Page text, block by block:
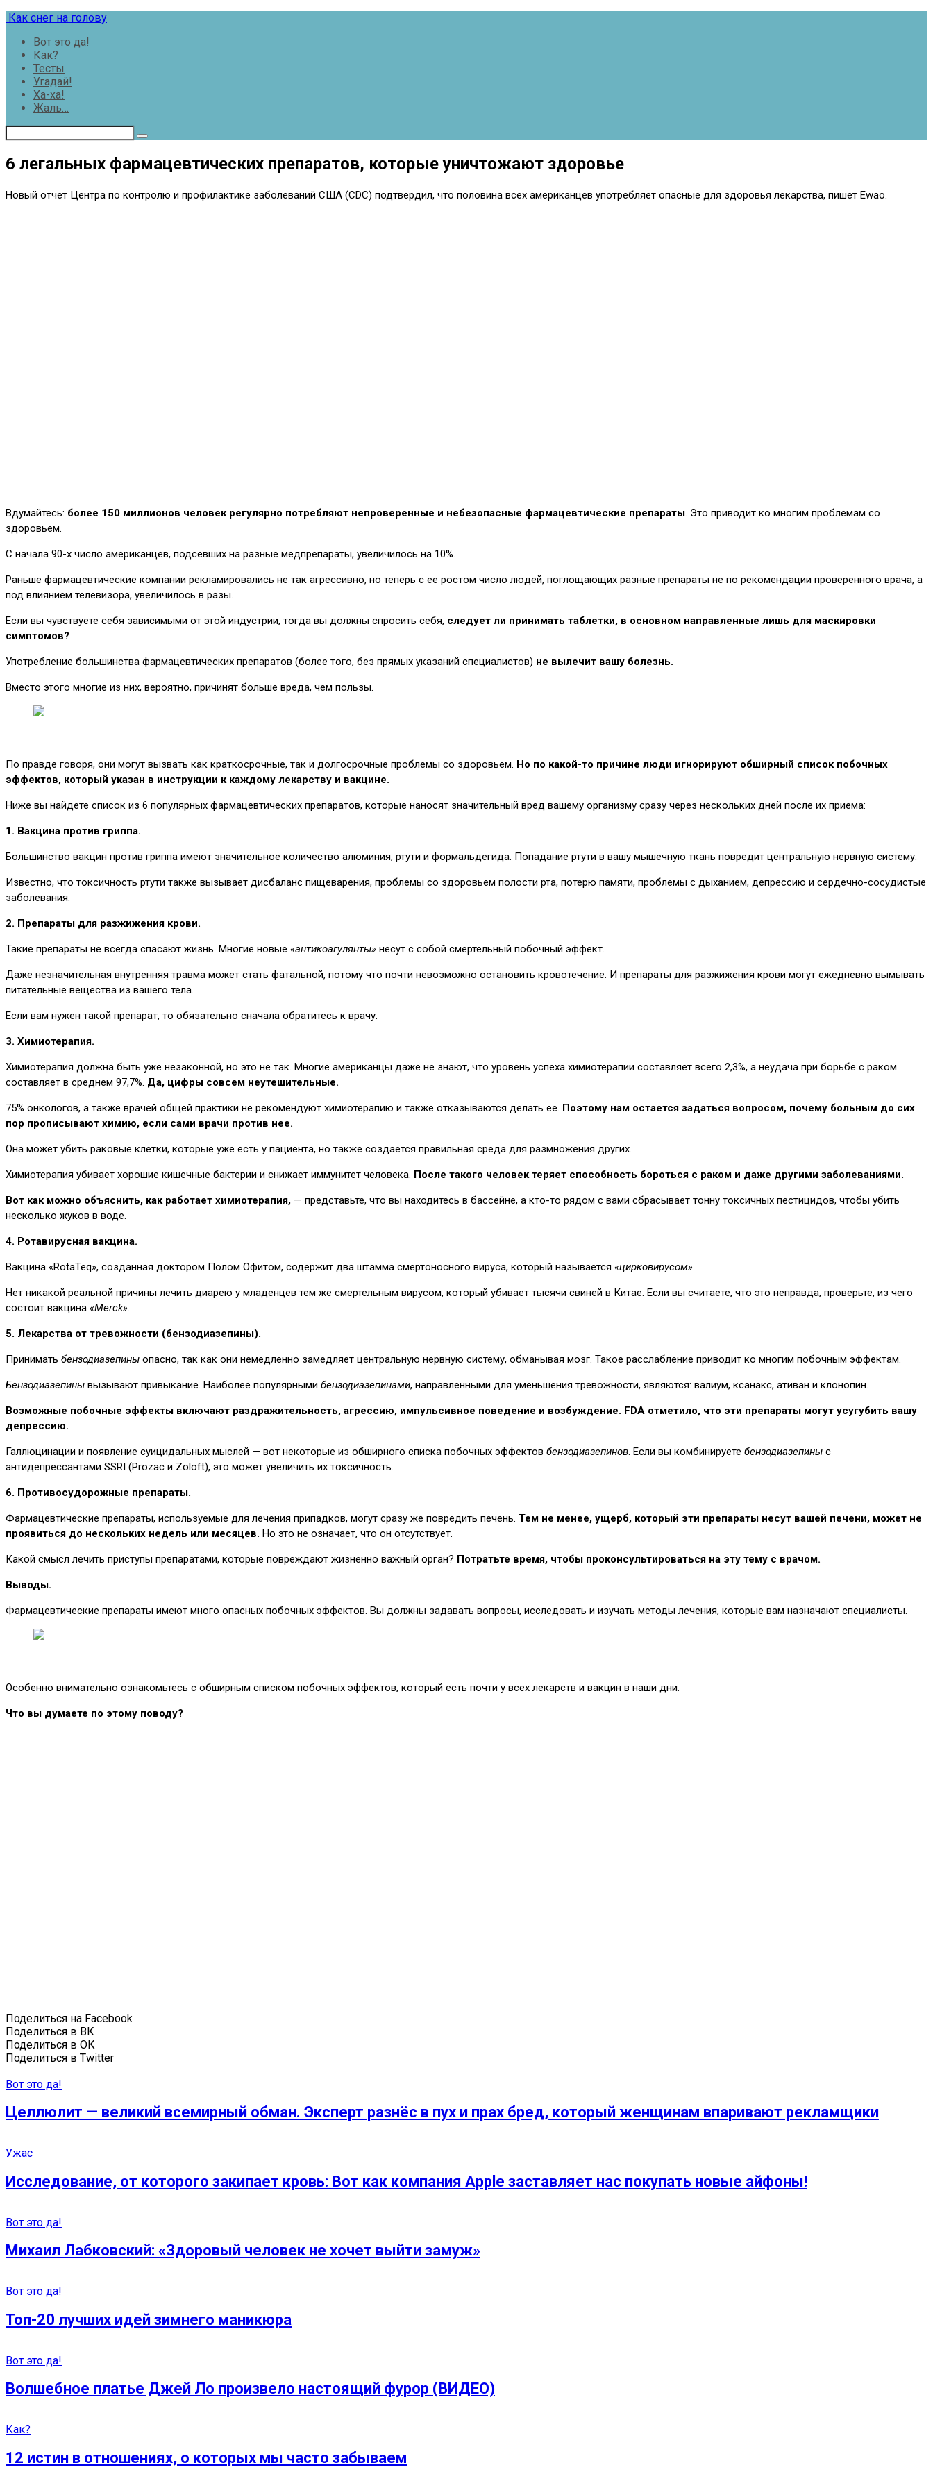
Перейти
контенту
Как снег на голову
Вот это да!
Как?
Тесты
Угадай!
Ха-ха!
Жаль…
6 легальных фармацевтических препаратов, которые уничтожают здоровье
Новый отчет Центра по контролю и профилактике заболеваний США (CDC) подтвердил, что половина всех американцев употребляет опасные для здоровья лекарства, пишет Ewao.
Вдумайтесь: более 150 миллионов человек регулярно потребляют непроверенные и небезопасные фармацевтические препараты. Это приводит ко многим проблемам со
здоровьем.
С начала 90-х число американцев, подсевших на разные медпрепараты, увеличилось на 10%.
Раньше фармацевтические компании рекламировались не так агрессивно, но теперь с ее ростом число людей, поглощающих разные препараты не по рекомендации проверенного врача, а
под влиянием телевизора, увеличилось в разы.
Если вы чувствуете себя зависимыми от этой индустрии, тогда вы должны спросить себя, следует ли принимать таблетки, в основном направленные лишь для маскировки
симптомов?
Употребление большинства фармацевтических препаратов (более того, без прямых указаний специалистов) не вылечит вашу болезнь.
Вместо этого многие из них, вероятно, причинят больше вреда, чем пользы.
По правде говоря, они могут вызвать как краткосрочные, так и долгосрочные проблемы со здоровьем. Но по какой-то причине люди игнорируют обширный список побочных
эффектов, который указан в инструкции к каждому лекарству и вакцине.
Ниже вы найдете список из 6 популярных фармацевтических препаратов, которые наносят значительный вред вашему организму сразу через нескольких дней после их приема:
1. Вакцина против гриппа.
Большинство вакцин против гриппа имеют значительное количество алюминия, ртути и формальдегида. Попадание ртути в вашу мышечную ткань повредит центральную нервную систему.
Известно, что токсичность ртути также вызывает дисбаланс пищеварения, проблемы со здоровьем полости рта, потерю памяти, проблемы с дыханием, депрессию и сердечно-сосудистые
заболевания.
2. Препараты для разжижения крови.
Такие препараты не всегда спасают жизнь. Многие новые «антикоагулянты» несут с собой смертельный побочный эффект.
Даже незначительная внутренняя травма может стать фатальной, потому что почти невозможно остановить кровотечение. И препараты для разжижения крови могут ежедневно вымывать
питательные вещества из вашего тела.
Если вам нужен такой препарат, то обязательно сначала обратитесь к врачу.
3. Химиотерапия.
Химиотерапия должна быть уже незаконной, но это не так. Многие американцы даже не знают, что уровень успеха химиотерапии составляет всего 2,3%, а неудача при борьбе с раком
составляет в среднем 97,7%. Да, цифры совсем неутешительные.
75% онкологов, а также врачей общей практики не рекомендуют химиотерапию и также отказываются делать ее. Поэтому нам остается задаться вопросом, почему больным до сих
пор прописывают химию, если сами врачи против нее.
Она может убить раковые клетки, которые уже есть у пациента, но также создается правильная среда для размножения других.
Химиотерапия убивает хорошие кишечные бактерии и снижает иммунитет человека. После такого человек теряет способность бороться с раком и даже другими заболеваниями.
Вот как можно объяснить, как работает химиотерапия, — представьте, что вы находитесь в бассейне, а кто-то рядом с вами сбрасывает тонну токсичных пестицидов, чтобы убить
несколько жуков в воде.
4. Ротавирусная вакцина.
Вакцина «RotaTeq», созданная доктором Полом Офитом, содержит два штамма смертоносного вируса, который называется «цирковирусом».
Нет никакой реальной причины лечить диарею у младенцев тем же смертельным вирусом, который убивает тысячи свиней в Китае. Если вы считаете, что это неправда, проверьте, из чего
состоит вакцина «Merck».
5. Лекарства от тревожности (бензодиазепины).
Принимать бензодиазепины опасно, так как они немедленно замедляет центральную нервную систему, обманывая мозг. Такое расслабление приводит ко многим побочным эффектам.
Бензодиазепины вызывают привыкание. Наиболее популярными бензодиазепинами, направленными для уменьшения тревожности, являются: валиум, ксанакс, ативан и клонопин.
Возможные побочные эффекты включают раздражительность, агрессию, импульсивное поведение и возбуждение. FDA отметило, что эти препараты могут усугубить вашу
депрессию.
Галлюцинации и появление суицидальных мыслей — вот некоторые из обширного списка побочных эффектов бензодиазепинов. Если вы комбинируете бензодиазепины с
антидепрессантами SSRI (Prozac и Zoloft), это может увеличить их токсичность.
6. Противосудорожные препараты.
Фармацевтические препараты, используемые для лечения припадков, могут сразу же повредить печень. Тем не менее, ущерб, который эти препараты несут вашей печени, может не
проявиться до нескольких недель или месяцев. Но это не означает, что он отсутствует.
Какой смысл лечить приступы препаратами, которые повреждают жизненно важный орган? Потратьте время, чтобы проконсультироваться на эту тему с врачом.
Выводы.
Фармацевтические препараты имеют много опасных побочных эффектов. Вы должны задавать вопросы, исследовать и изучать методы лечения, которые вам назначают специалисты.
Особенно внимательно ознакомьтесь с обширным списком побочных эффектов, который есть почти у всех лекарств и вакцин в наши дни.
Что вы думаете по этому поводу?
Поделиться на Facebook
Поделиться в ВК
Поделиться в ОК
Поделиться в Twitter
Вот это да!
Целлюлит — великий всемирный обман. Эксперт разнёс в пух и прах бред, который женщинам впаривают рекламщики
Ужас
Исследование, от которого закипает кровь: Вот как компания Apple заставляет нас покупать новые айфоны!
Вот это да!
Михаил Лабковский: «Здоровый человек не хочет выйти замуж»
Вот это да!
Топ-20 лучших идей зимнего маникюра
Вот это да!
Волшебное платье Джей Ло произвело настоящий фурор (ВИДЕО)
Как?
12 истин в отношениях, о которых мы часто забываем